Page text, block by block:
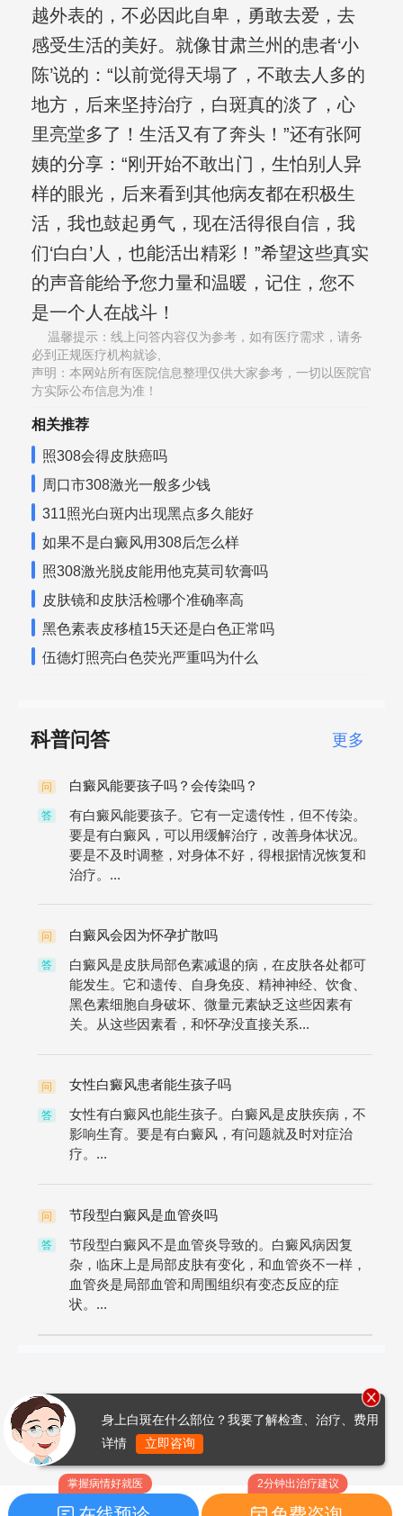
越外表的，不必因此自卑，勇敢去爱，去
感受生活的美好。就像甘肃兰州的患者‘小
陈’说的：“以前觉得天塌了，不敢去人多的
地方，后来坚持治疗，白斑真的淡了，心
里亮堂多了！生活又有了奔头！”还有张阿
姨的分享：“刚开始不敢出门，生怕别人异
样的眼光，后来看到其他病友都在积极生
活，我也鼓起勇气，现在活得很自信，我
们‘白白’人，也能活出精彩！”希望这些真实
的声音能给予您力量和温暖，记住，您不
是一个人在战斗！
温馨提示：线上问答内容仅为参考，如有医疗需求，请务
必到正规医疗机构就诊,
声明：本网站所有医院信息整理仅供大家参考，一切以医院官
方实际公布信息为准！
相关推荐
照308会得皮肤癌吗
周口市308激光一般多少钱
311照光白斑内出现黑点多久能好
如果不是白癜风用308后怎么样
照308激光脱皮能用他克莫司软膏吗
皮肤镜和皮肤活检哪个准确率高
黑色素表皮移植15天还是白色正常吗
伍德灯照亮白色荧光严重吗为什么
科普问答 更多
问 白癜风能要孩子吗？会传染吗？
答
有白癜风能要孩子。它有一定遗传性，但不传染。
要是有白癜风，可以用缓解治疗，改善身体状况。
要是不及时调整，对身体不好，得根据情况恢复和
治疗。...
问 白癜风会因为怀孕扩散吗
答
白癜风是皮肤局部色素减退的病，在皮肤各处都可
能发生。它和遗传、自身免疫、精神神经、饮食、
黑色素细胞自身破坏、微量元素缺乏这些因素有
关。从这些因素看，和怀孕没直接关系...
问 女性白癜风患者能生孩子吗
答
女性有白癜风也能生孩子。白癜风是皮肤疾病，不
影响生育。要是有白癜风，有问题就及时对症治
疗。...
问 节段型白癜风是血管炎吗
答
节段型白癜风不是血管炎导致的。白癜风病因复
杂，临床上是局部皮肤有变化，和血管炎不一样，
血管炎是局部血管和周围组织有变态反应的症
状。...
掌握病情好就医 2分钟出治疗建议
身上白斑在什么部位？我要了解检查、治疗、费用
详情
立即咨询